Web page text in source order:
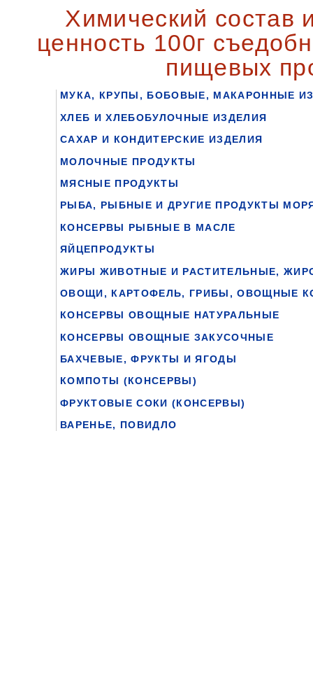
Химический состав
ценность 100г
пищевых
МУКА, КРУПЫ, БОБОВЫЕ, МАКАРОННЫЕ
ХЛЕБ И ХЛЕБОБУЛОЧНЫЕ ИЗДЕЛИЯ
САХАР И КОНДИТЕРСКИЕ ИЗДЕЛИЯ
МОЛОЧНЫЕ ПРОДУКТЫ
МЯСНЫЕ ПРОДУКТЫ
РЫБА, РЫБНЫЕ И ДРУГИЕ ПРОДУКТЫ
КОНСЕРВЫ РЫБНЫЕ В МАСЛЕ
ЯЙЦЕПРОДУКТЫ
ЖИРЫ ЖИВОТНЫЕ И РАСТИТЕЛЬНЫЕ,
ОВОЩИ, КАРТОФЕЛЬ, ГРИБЫ, ОВОЩНЫЕ
КОНСЕРВЫ ОВОЩНЫЕ НАТУРАЛЬНЫЕ
КОНСЕРВЫ ОВОЩНЫЕ ЗАКУСОЧНЫЕ
БАХЧЕВЫЕ, ФРУКТЫ И ЯГОДЫ
КОМПОТЫ (КОНСЕРВЫ)
ФРУКТОВЫЕ СОКИ (КОНСЕРВЫ)
ВАРЕНЬЕ, ПОВИДЛО